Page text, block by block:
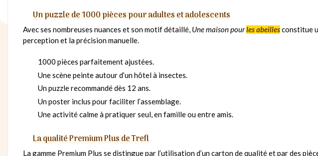
Un puzzle de 1000 pièces pour adultes et adolescents
Avec ses nombreuses nuances et son motif détaillé, Une maison pourles abeillesconstitue
perception et la précision manuelle.
1000 pièces parfaitement ajustées.
Une scène peinte autour d’un hôtel à insectes.
Un puzzle recommandé dès 12 ans.
Un poster inclus pour faciliter l’assemblage.
Une activité calme à pratiquer seul, en famille ou entre amis.
La qualité Premium Plus de Trefl
La gamme Premium Plus se distingue par l’utilisation d’un carton de qualité et par des